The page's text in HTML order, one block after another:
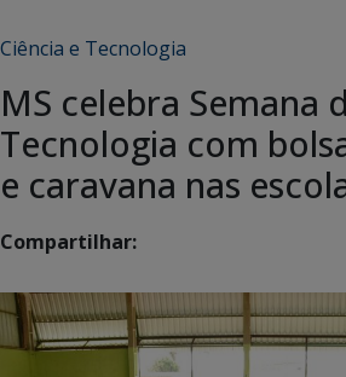
Ciência e Tecnologia
MS celebra Semana
Tecnologia com
e caravana nas
Compartilhar: